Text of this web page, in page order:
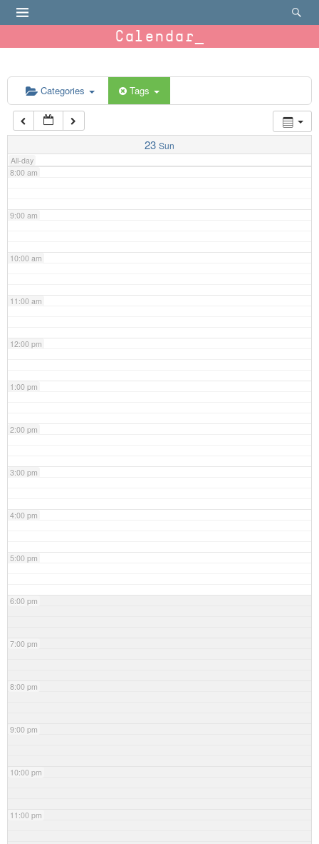
Calendar
Categories Tags
23 Sun
All-day
6:00 am
7:00 am
8:00 am
9:00 am
10:00 am
11:00 am
12:00 pm
1:00 pm
2:00 pm
3:00 pm
4:00 pm
5:00 pm
6:00 pm
7:00 pm
8:00 pm
9:00 pm
10:00 pm
11:00 pm